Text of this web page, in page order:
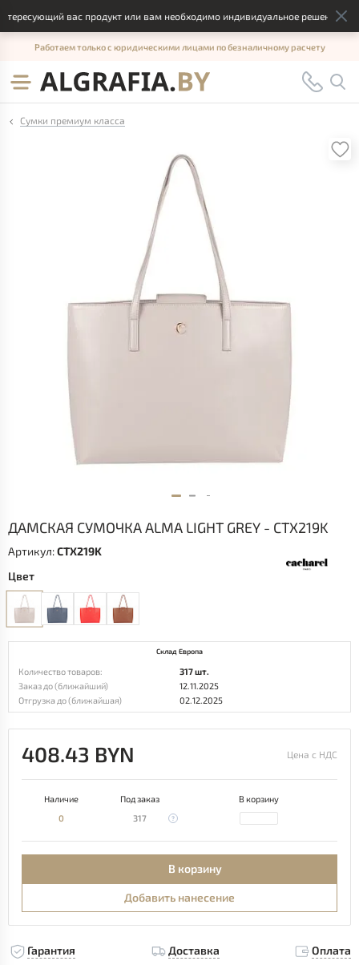
вас продукт или вам необходимо индивидуальное решение,
Работаем только с юридическими лицами по безналичному расчету
Сумки премиум класса
ДАМСКАЯ СУМОЧКА ALMA LIGHT GREY - CTX219K
Артикул:CTX219K
Цвет
Склад Европа
Количество товаров:
317 шт.
Заказ до (ближайший)
12.11.2025
Отгрузка до (ближайшая)
02.12.2025
408.43 BYN Цена с НДС
Наличие Под заказ
В корзину
0
317
В корзину
Добавить нанесение
Гарантия Доставка Оплата